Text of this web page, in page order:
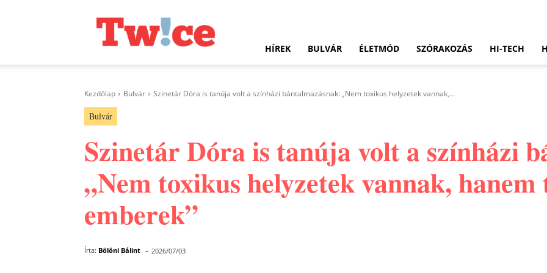
HÍREK BULVÁR ÉLETMÓD SZÓRAKOZÁS HI-TECH
Kezdőlap Bulvár Szinetár Dóra is tanúja volt a színházi bántalmazásnak: „Nem toxikus helyzetek vannak,...
Bulvár
Szinetár Dóra is tanúja volt a színházi
„Nem toxikus helyzetek vannak,
emberek”
Írta: Bölöni Bálint - 2026/07/03